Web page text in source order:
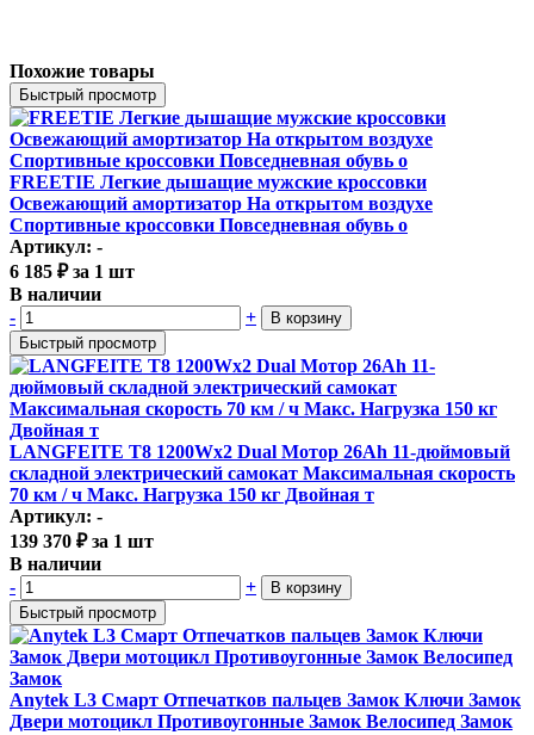
Похожие товары
Быстрый просмотр
FREETIE Легкие дышащие мужские кроссовки
Освежающий амортизатор На открытом воздухе
Спортивные кроссовки Повседневная обувь о
Артикул: -
6 185 ₽за 1 шт
В наличии
-
+
В корзину
Быстрый просмотр
LANGFEITE T8 1200Wx2 Dual Мотор 26Ah 11-дюймовый
складной электрический самокат Максимальная скорость
70 км / ч Макс. Нагрузка 150 кг Двойная т
Артикул: -
139 370 ₽за 1 шт
В наличии
-
+
В корзину
Быстрый просмотр
Anytek L3 Смарт Отпечатков пальцев Замок Ключи Замок
Двери мотоцикл Противоугонные Замок Велосипед Замок